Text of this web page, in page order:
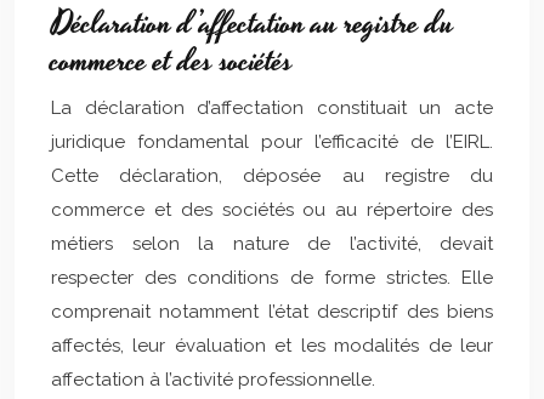
Déclaration d’affectation au registre du
commerce et des sociétés
La déclaration d’affectation constituait un acte
juridique fondamental pour l’efficacité de l’EIRL.
Cette déclaration, déposée au registre du
commerce et des sociétés ou au répertoire des
métiers selon la nature de l’activité, devait
respecter des conditions de forme strictes. Elle
comprenait notamment l’état descriptif des biens
affectés, leur évaluation et les modalités de leur
affectation à l’activité professionnelle.